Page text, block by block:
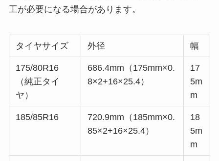
工が必要になる場合があります。
タイヤサイズ 外径 幅
175/80R16
（純正タイ
ヤ）
686.4mm（175mm×0.
8×2+16×25.4）
17
5m
m
185/85R16
720.9mm（185mm×0.
85×2+16×25.4）
18
5m
m